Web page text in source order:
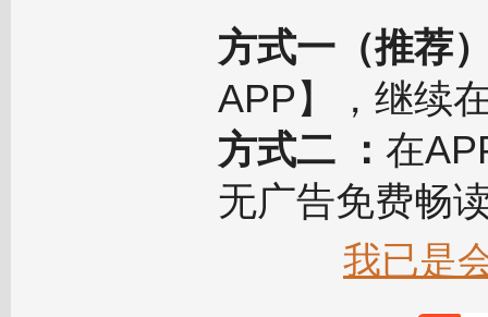
方式一（推荐
APP】，继续
方式二 ： 在
无广告免费畅
我已是